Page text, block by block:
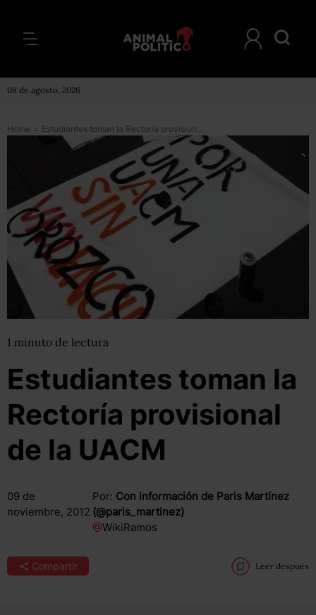
08 de agosto, 2026
Home > Estudiantes toman la Rectoría provisional de la UACM
1 minuto de lectura
Estudiantes toman la
Rectoría provisional
de la UACM
09 de
noviembre, 2012
Por: Con información de Paris Martínez
(@paris_martinez)
@WikiRamos
Compartir Leer después